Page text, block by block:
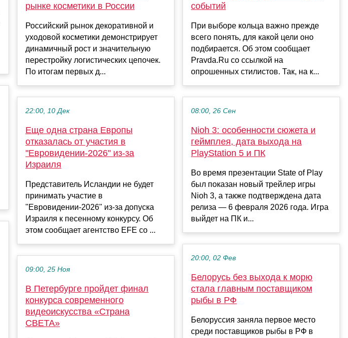
рынке косметики в России
Российский рынок декоративной и
уходовой косметики демонстрирует
динамичный рост и значительную
перестройку логистических цепочек.
По итогам первых д...
22:00, 10 Дек
Еще одна страна Европы
отказалась от участия в
"Евровидении-2026" из-за
Израиля
Представитель Исландии не будет
принимать участие в
"Евровидении-2026" из-за допуска
Израиля к песенному конкурсу. Об
этом сообщает агентство EFE со ...
09:00, 25 Ноя
В Петербурге пройдет финал
конкурса современного
видеоискусства «Страна
СВЕТА»
событий
При выборе кольца важно прежде
всего понять, для какой цели оно
подбирается. Об этом сообщает
Pravda.Ru со ссылкой на
опрошенных стилистов. Так, на к...
08:00, 26 Сен
Nioh 3: особенности сюжета и
геймплея, дата выхода на
PlayStation 5 и ПК
Во время презентации State of Play
был показан новый трейлер игры
Nioh 3, а также подтверждена дата
релиза — 6 февраля 2026 года. Игра
выйдет на ПК и...
20:00, 02 Фев
Белорусь без выхода к морю
стала главным поставщиком
рыбы в РФ
Белоруссия заняла первое место
среди поставщиков рыбы в РФ в